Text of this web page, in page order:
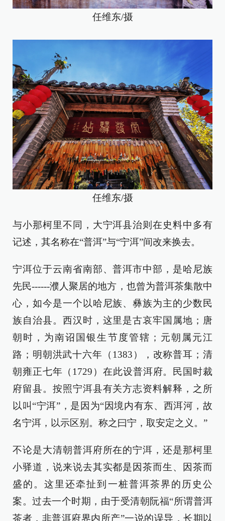
任维东/摄
任维东/摄
与小那柯里不同，大宁洱县治则在史料中多有
记述，其名称在“普洱”与“宁洱”间改来换去。
宁洱位于云南省南部、普洱市中部，是哈尼族
先民------濮人聚居的地方，也曾为普洱茶集散中
心，如今是一个以哈尼族、彝族为主的少数民
族自治县。西汉时，这里是古哀牢国属地；唐
朝时，为南诏国银生节度管辖；元朝属元江
路；明朝洪武十六年（1383），改称普耳；清
朝雍正七年（1729）在此设普洱府。民国时裁
府留县。按照宁洱县有关方志资料解释，之所
以叫“宁洱”，是因为“因境内有东、西洱河，故
名宁洱，以示区别。称之曰宁，取安定之义。”
不论是大清朝普洱府所在的宁洱，还是那柯里
小驿道，说来说去其实都是因茶而生、因茶而
盛的。这里还牵扯到一桩普洱茶界的历史公
案。过去一个时期，由于受清朝阮福“所谓普洱
茶者，非普洱府界内所产”一说的误导，长期以